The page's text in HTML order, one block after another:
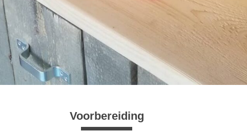
Voorbereiding